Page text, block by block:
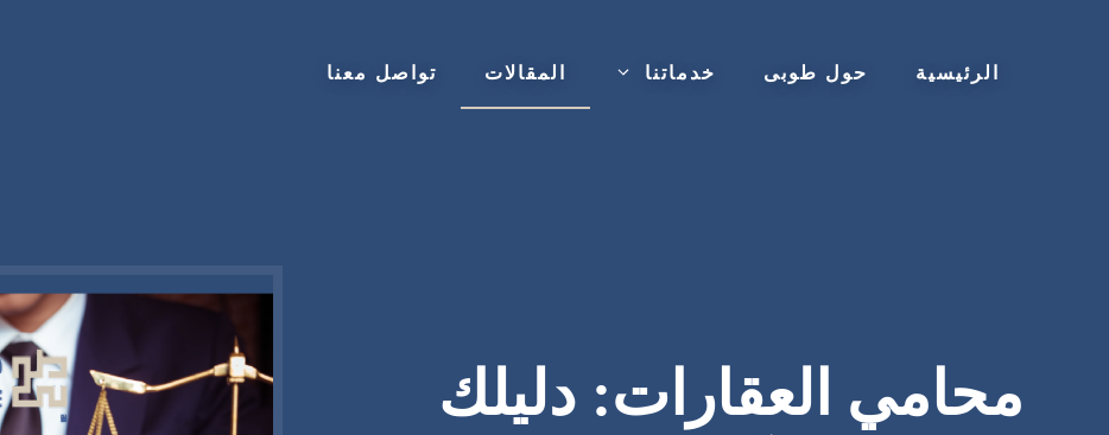
الرئيسية حول طوبى خدماتنا المقالات تواصل معنا
محامي العقارات: دليلك